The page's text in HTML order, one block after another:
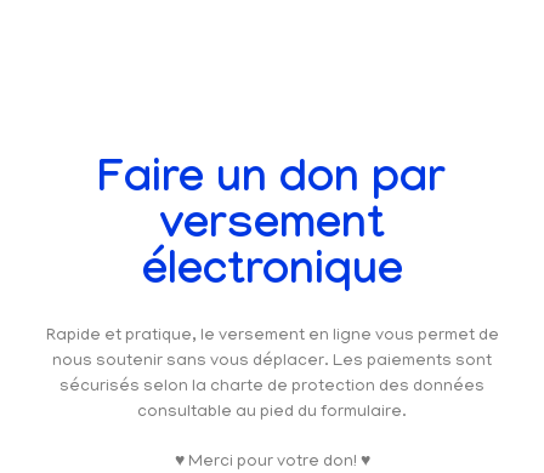
Faire un don par
versement
électronique
Rapide et pratique, le versement en ligne vous permet de
nous soutenir sans vous déplacer. Les paiements sont
sécurisés selon la charte de protection des données
consultable au pied du formulaire.
♥ Merci pour votre don! ♥